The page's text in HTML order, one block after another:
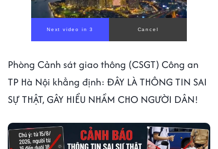
Next video in 1 Cancel
Phòng Cảnh sát giao thông (CSGT) Công an
TP Hà Nội khẳng định: ĐÂY LÀ THÔNG TIN SAI
SỰ THẬT, GÂY HIỂU NHẦM CHO NGƯỜI DÂN!